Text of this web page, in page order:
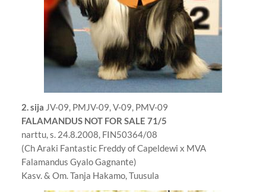
2. sija JV-09, PMJV-09, V-09, PMV-09
FALAMANDUS NOT FOR SALE 71/5
narttu, s. 24.8.2008, FIN50364/08
(Ch Araki Fantastic Freddy of Capeldewi x MVA
Falamandus Gyalo Gagnante)
Kasv. & Om. Tanja Hakamo, Tuusula